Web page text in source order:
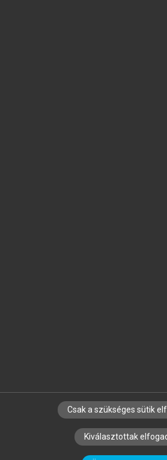
SZERZŐKNEK CÉGEKNEK
SZERKESZTÉSI ÉS
Csak a szükséges sütik
Kiválasztottak